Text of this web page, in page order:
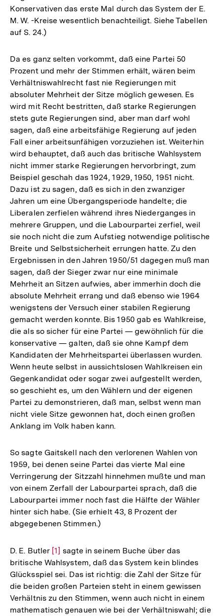
Konservativen das erste Mal durch das System der E.
M. W. -Kreise wesentlich benachteiligt. Siehe Tabellen
auf S. 24.)
Da es ganz selten vorkommt, daß eine Partei 50
Prozent und mehr der Stimmen erhält, wären beim
Verhältniswahlrecht fast nie Regierungen mit
absoluter Mehrheit der Sitze möglich gewesen. Es
wird mit Recht bestritten, daß starke Regierungen
stets gute Regierungen sind, aber man darf wohl
sagen, daß eine arbeitsfähige Regierung auf jeden
Fall einer arbeitsunfähigen vorzuziehen ist. Weiterhin
wird behauptet, daß auch das britische Wahlsystem
nicht immer starke Regierungen hervorbringt, zum
Beispiel geschah das 1924, 1929, 1950, 1951 nicht.
Dazu ist zu sagen, daß es sich in den zwanziger
Jahren um eine Übergangsperiode handelte; die
Liberalen zerfielen während ihres Niederganges in
mehrere Gruppen, und die Labourpartei zerfiel, weil
sie noch nicht die zum Aufstieg notwendige politische
Breite und Selbstsicherheit errungen hatte. Zu den
Ergebnissen in den Jahren 1950/51 dagegen muß man
sagen, daß der Sieger zwar nur eine minimale
Mehrheit an Sitzen aufwies, aber immerhin doch die
absolute Mehrheit errang und daß ebenso wie 1964
wenigstens der Versuch einer stabilen Regierung
gemacht werden konnte. Bis 1950 gab es Wahlkreise,
die als so sicher für eine Partei — gewöhnlich für die
konservative — galten, daß sie ohne Kampf dem
Kandidaten der Mehrheitspartei überlassen wurden.
Wenn heute selbst in aussichtslosen Wahlkreisen ein
Gegenkandidat oder sogar zwei aufgestellt werden,
so geschieht es, um den Wählern und der eigenen
Partei zu demonstrieren, daß man, selbst wenn man
nicht viele Sitze gewonnen hat, doch einen großen
Anklang im Volk haben kann.
So sagte Gaitskell nach den verlorenen Wahlen von
1959, bei denen seine Partei das vierte Mal eine
Verringerung der Sitzzahl hinnehmen mußte und man
von einem Zerfall der Labourpartei sprach, daß die
Labourpartei immer noch fast die Hälfte der Wähler
hinter sich habe. (Sie erhielt 43, 8 Prozent der
abgegebenen Stimmen.)
D. E. Butler Zur
Auflösung
der
Fußnote
[1] sagte in seinem Buche über das
britische Wahlsystem, daß das System kein blindes
Glücksspiel sei. Das ist richtig: die Zahl der Sitze für
die beiden großen Parteien steht in einem gewissen
Verhältnis zu den Stimmen, wenn auch nicht in einem
mathematisch genauen wie bei der Verhältniswahl; die